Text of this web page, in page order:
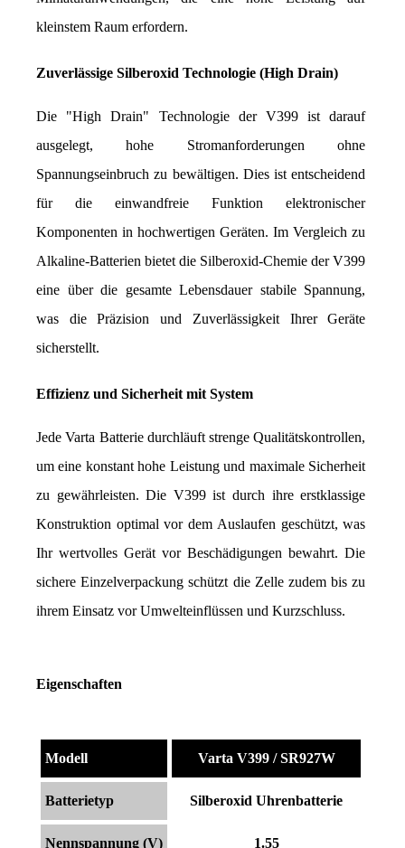
kleinstem Raum erfordern.
Zuverlässige Silberoxid Technologie (High Drain)
Die "High Drain" Technologie der V399 ist darauf
ausgelegt, hohe Stromanforderungen ohne
Spannungseinbruch zu bewältigen. Dies ist entscheidend
für die einwandfreie Funktion elektronischer
Komponenten in hochwertigen Geräten. Im Vergleich zu
Alkaline-Batterien bietet die Silberoxid-Chemie der V399
eine über die gesamte Lebensdauer stabile Spannung,
was die Präzision und Zuverlässigkeit Ihrer Geräte
sicherstellt.
Effizienz und Sicherheit mit System
Jede Varta Batterie durchläuft strenge Qualitätskontrollen,
um eine konstant hohe Leistung und maximale Sicherheit
zu gewährleisten. Die V399 ist durch ihre erstklassige
Konstruktion optimal vor dem Auslaufen geschützt, was
Ihr wertvolles Gerät vor Beschädigungen bewahrt. Die
sichere Einzelverpackung schützt die Zelle zudem bis zu
ihrem Einsatz vor Umwelteinflüssen und Kurzschluss.
Eigenschaften
Modell Varta V399 / SR927W
Batterietyp Silberoxid Uhrenbatterie
Nennspannung (V) 1.55